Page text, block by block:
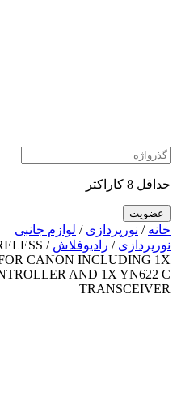
حداقل 8 کاراکتر
خانه / نورپردازی / لوازم جانبی
نورپردازی / رادیوفلاش
CANON INCLUDING 1X
AND 1X YN622 C
TRANSCEIVER